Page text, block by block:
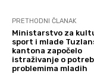
PRETHODNI ČLANAK
Ministarstvo za
sport i mlade
kantona započelo
istraživanje o
problemima mladih